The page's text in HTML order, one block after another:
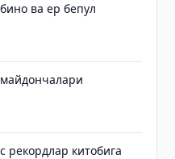
ва ер бепул
рекордлар китобига